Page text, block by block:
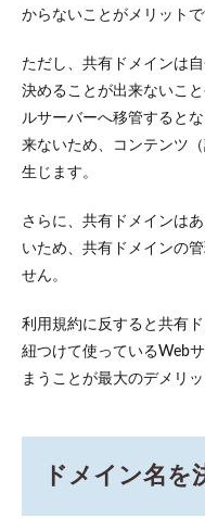
いる
3.3
2.情報
の公
開代
行が
ある
3.4
3.ドメ
わる
料金
3.5
ビス
が充
からないことがメリットで
ただし、共有ドメインは
決めることが出来ないこ
ルサーバーへ移管すると
来ないため、コンテンツ
生じます。
さらに、共有ドメインは
いため、共有ドメインの
せん。
利用規約に反すると共有
紐つけて使っているWeb
まうことが最大のデメリッ
ドメイン名を